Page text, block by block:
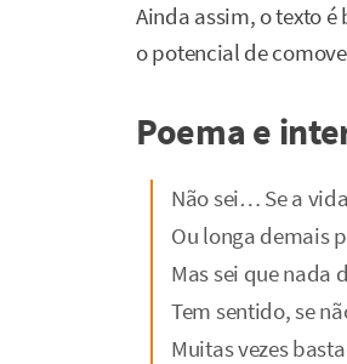
Ainda assim, o texto
o potencial de
Poema e
Não sei… Se a
Ou longa demais
Mas sei que nada
Tem sentido, se
Muitas vezes